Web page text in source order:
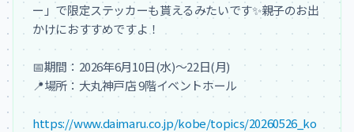
ー」で限定ステッカーも貰えるみたいです✨親子のお出
かけにおすすめですよ！
📅期間：2026年6月10日(水)〜22日(月)
📍場所：大丸神戸店 9階イベントホール
https://www.daimaru.co.jp/kobe/topics/20260526_ko